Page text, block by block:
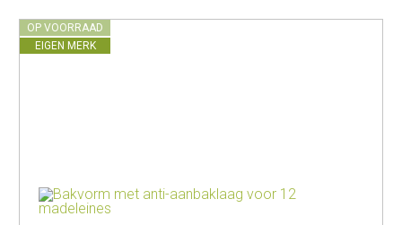
OP VOORRAAD
EIGEN MERK